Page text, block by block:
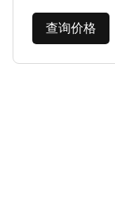
查询价格